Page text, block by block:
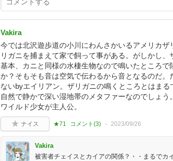
Vakira
今では北沢遊歩道の小川にわんさかいるアメリカ
リガニを捕まえて家で飼って事がある。がしかし、
基本、カニと同様の水棲生物なので鳴いたところで
か？そもそも音は空気で伝わるから音となるのだ。
ないbyエイリアン。ザリガニの鳴くところとはま
自然で静かで深い湿地帯のメタファーなのでしょ
ワイルド少女が主人公。
ナイス ★71 コメント(3) 2023/09/26
Vakira
被害者チェイスとカイアの関係？・・まるでカ